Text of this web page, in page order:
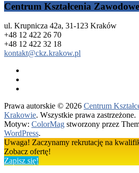
Centrum Kształcenia
ul. Krupnicza 42a, 31-123 Kraków
+48 12 422 26 70
+48 12 422 32 18
kontakt@ckz.krakow.pl
Prawa autorskie © 2026 Centrum
Krakowie. Wszystkie prawa zastrzeżone.
Motyw: ColorMag stworzony przez
WordPress.
Uwaga! Zaczynamy rekrutację na
Zobacz ofertę!
Zapisz się!